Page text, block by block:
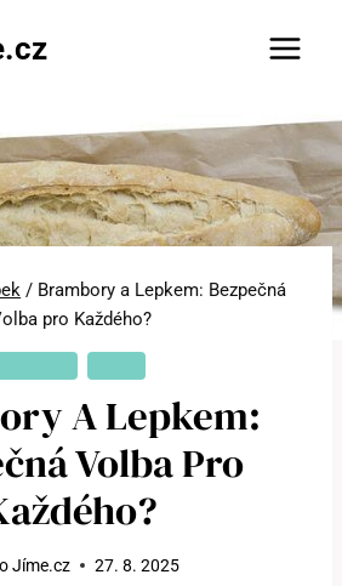
/ Brambory a Lepkem: Bezpečná
pro Každého?
A Lepkem:
Volba Pro
Jíme.cz 27. 8. 2025